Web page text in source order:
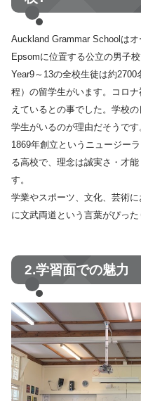
Auckland Grammar Schoolは
Epsomに位置する公立の男子校
Year9～13の全校生徒は約
程）の留学生がいます。コロ
えているとの事でした。学校
学生がいるのが理由だそうです
1869年創立というニュージー
る高校で、理念は誠実さ・才
す。
学業やスポーツ、文化、芸術
に文武両道という言葉がぴった
2.学習面での魅力